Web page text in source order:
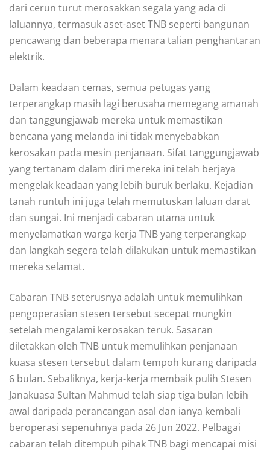
dari cerun turut merosakkan segala yang ada di
laluannya, termasuk aset-aset TNB seperti bangunan
pencawang dan beberapa menara talian penghantaran
elektrik.
Dalam keadaan cemas, semua petugas yang
terperangkap masih lagi berusaha memegang amanah
dan tanggungjawab mereka untuk memastikan
bencana yang melanda ini tidak menyebabkan
kerosakan pada mesin penjanaan. Sifat tanggungjawab
yang tertanam dalam diri mereka ini telah berjaya
mengelak keadaan yang lebih buruk berlaku. Kejadian
tanah runtuh ini juga telah memutuskan laluan darat
dan sungai. Ini menjadi cabaran utama untuk
menyelamatkan warga kerja TNB yang terperangkap
dan langkah segera telah dilakukan untuk memastikan
mereka selamat.
Cabaran TNB seterusnya adalah untuk memulihkan
pengoperasian stesen tersebut secepat mungkin
setelah mengalami kerosakan teruk. Sasaran
diletakkan oleh TNB untuk memulihkan penjanaan
kuasa stesen tersebut dalam tempoh kurang daripada
6 bulan. Sebaliknya, kerja-kerja membaik pulih Stesen
Janakuasa Sultan Mahmud telah siap tiga bulan lebih
awal daripada perancangan asal dan ianya kembali
beroperasi sepenuhnya pada 26 Jun 2022. Pelbagai
cabaran telah ditempuh pihak TNB bagi mencapai misi